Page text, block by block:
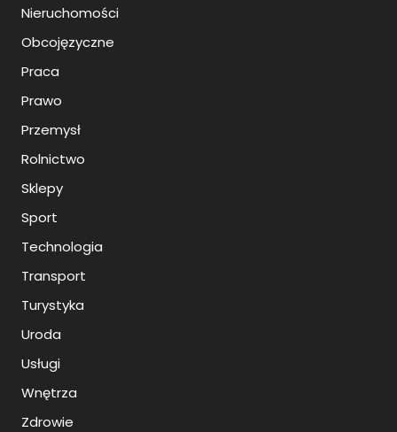
Nieruchomości
Obcojęzyczne
Praca
Prawo
Przemysł
Rolnictwo
Sklepy
Sport
Technologia
Transport
Turystyka
Uroda
Usługi
Wnętrza
Zdrowie